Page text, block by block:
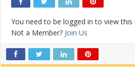
You need to be logged in to view this
Not a Member? Join Us